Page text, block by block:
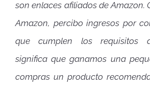
son enlaces afiliados de Amazon.
Amazon, percibo ingresos por
que cumplen los requisitos
significa que ganamos una
compras un producto